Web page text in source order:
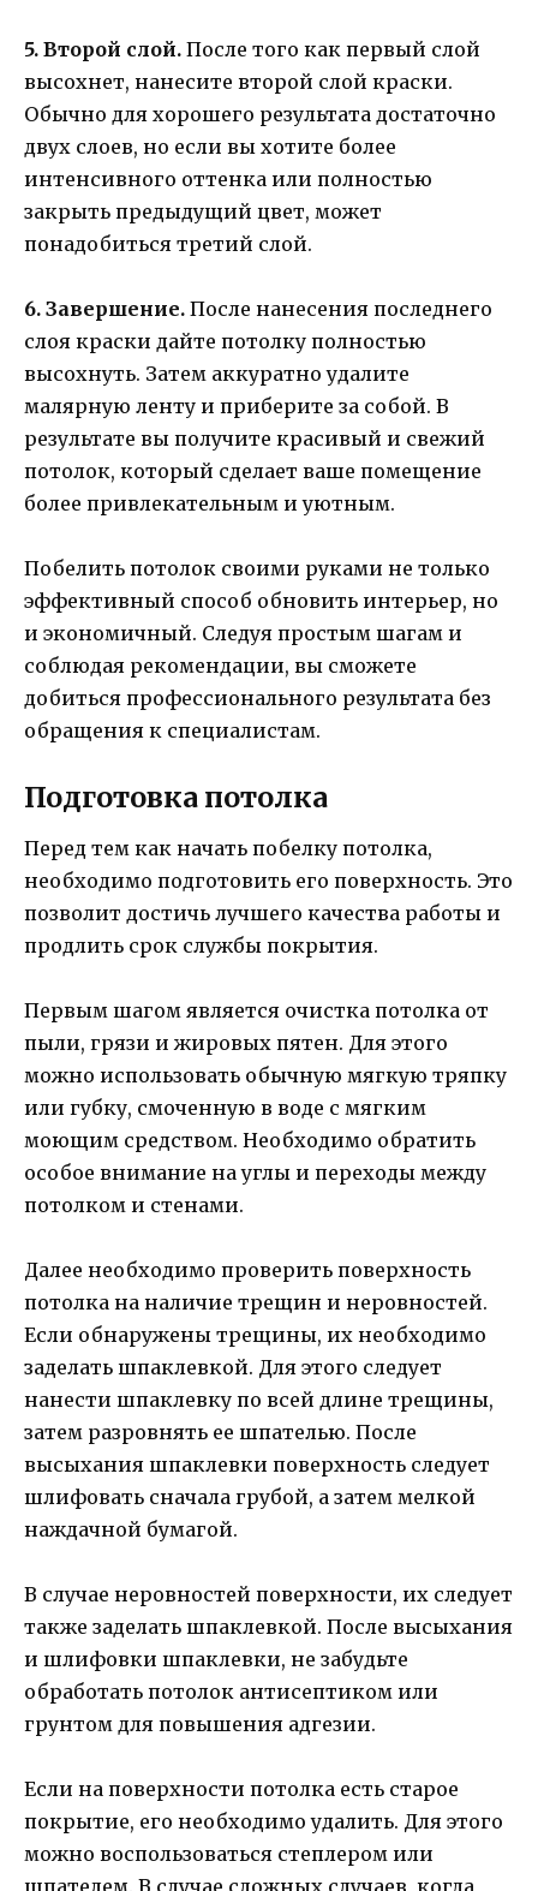
5. Второй слой. После того как первый слой
высохнет, нанесите второй слой краски.
Обычно для хорошего результата достаточно
двух слоев, но если вы хотите более
интенсивного оттенка или полностью
закрыть предыдущий цвет, может
понадобиться третий слой.
6. Завершение. После нанесения последнего
слоя краски дайте потолку полностью
высохнуть. Затем аккуратно удалите
малярную ленту и приберите за собой. В
результате вы получите красивый и свежий
потолок, который сделает ваше помещение
более привлекательным и уютным.
Побелить потолок своими руками не только
эффективный способ обновить интерьер, но
и экономичный. Следуя простым шагам и
соблюдая рекомендации, вы сможете
добиться профессионального результата без
обращения к специалистам.
Подготовка потолка
Перед тем как начать побелку потолка,
необходимо подготовить его поверхность. Это
позволит достичь лучшего качества работы и
продлить срок службы покрытия.
Первым шагом является очистка потолка от
пыли, грязи и жировых пятен. Для этого
можно использовать обычную мягкую тряпку
или губку, смоченную в воде с мягким
моющим средством. Необходимо обратить
особое внимание на углы и переходы между
потолком и стенами.
Далее необходимо проверить поверхность
потолка на наличие трещин и неровностей.
Если обнаружены трещины, их необходимо
заделать шпаклевкой. Для этого следует
нанести шпаклевку по всей длине трещины,
затем разровнять ее шпателью. После
высыхания шпаклевки поверхность следует
шлифовать сначала грубой, а затем мелкой
наждачной бумагой.
В случае неровностей поверхности, их следует
также заделать шпаклевкой. После высыхания
и шлифовки шпаклевки, не забудьте
обработать потолок антисептиком или
грунтом для повышения адгезии.
Если на поверхности потолка есть старое
покрытие, его необходимо удалить. Для этого
можно воспользоваться степлером или